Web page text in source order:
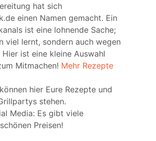
hat sich
einen Namen gemacht. Ein
ist eine lohnende Sache;
viel lernt, sondern auch wegen
ist eine kleine Auswahl
Mitmachen! Mehr Rezepte
hier Eure Rezepte und
stehen.
Media: Es gibt viele
Preisen!